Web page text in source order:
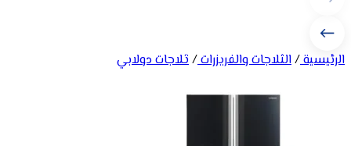
الرئيسية/الثلاجات والفريزرات/ثلاجات دولابي